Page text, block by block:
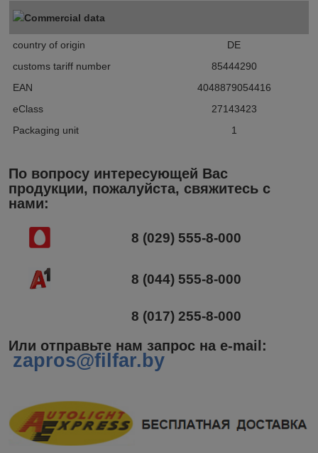
Commercial data
country of origin
DE
customs tariff number
85444290
EAN
4048879054416
eClass
27143423
Packaging unit
1
По вопросу интересующей Вас
продукции, пожалуйста, свяжитесь с
нами:
8 (029) 555-8-000
8 (044) 555-8-000
8 (017) 255-8-000
Или отправьте нам запрос на e-mail :
zapros@filfar.by